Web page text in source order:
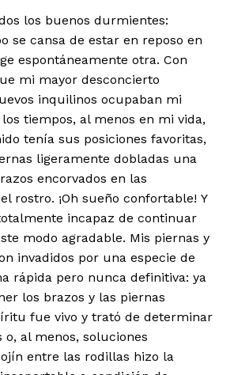
los buenos durmientes:
se cansa de estar en reposo en
espontáneamente otra. Con
mi mayor desconcierto
inquilinos ocupaban mi
tiempos, al menos en mi vida,
tenía sus posiciones favoritas,
ligeramente dobladas una
encorvados en las
rostro. ¡Oh sueño confortable! Y
incapaz de continuar
modo agradable. Mis piernas y
invadidos por una especie de
rápida pero nunca definitiva: ya
los brazos y las piernas
fue vivo y trató de determinar
o, al menos, soluciones
entre las rodillas hizo la